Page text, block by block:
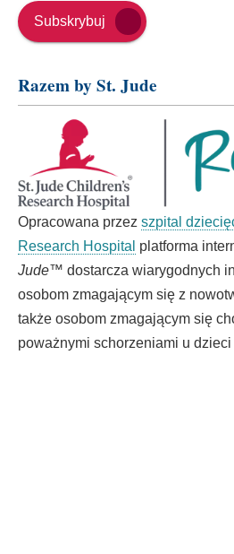
Subskrybuj
Razem by St. Jude
Opracowana przez szpital
Research Hospital platforma
Jude™ dostarcza wiarygodnych
osobom zmagającym się z
także osobom zmagającym się
poważnymi schorzeniami u dzieci